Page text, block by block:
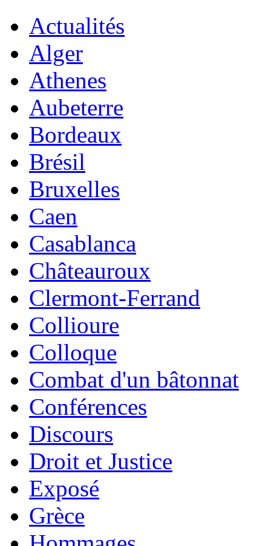
Actualités
Alger
Athenes
Aubeterre
Bordeaux
Brésil
Bruxelles
Caen
Casablanca
Châteauroux
Clermont-Ferrand
Collioure
Colloque
Combat d'un bâtonnat
Conférences
Discours
Droit et Justice
Exposé
Grèce